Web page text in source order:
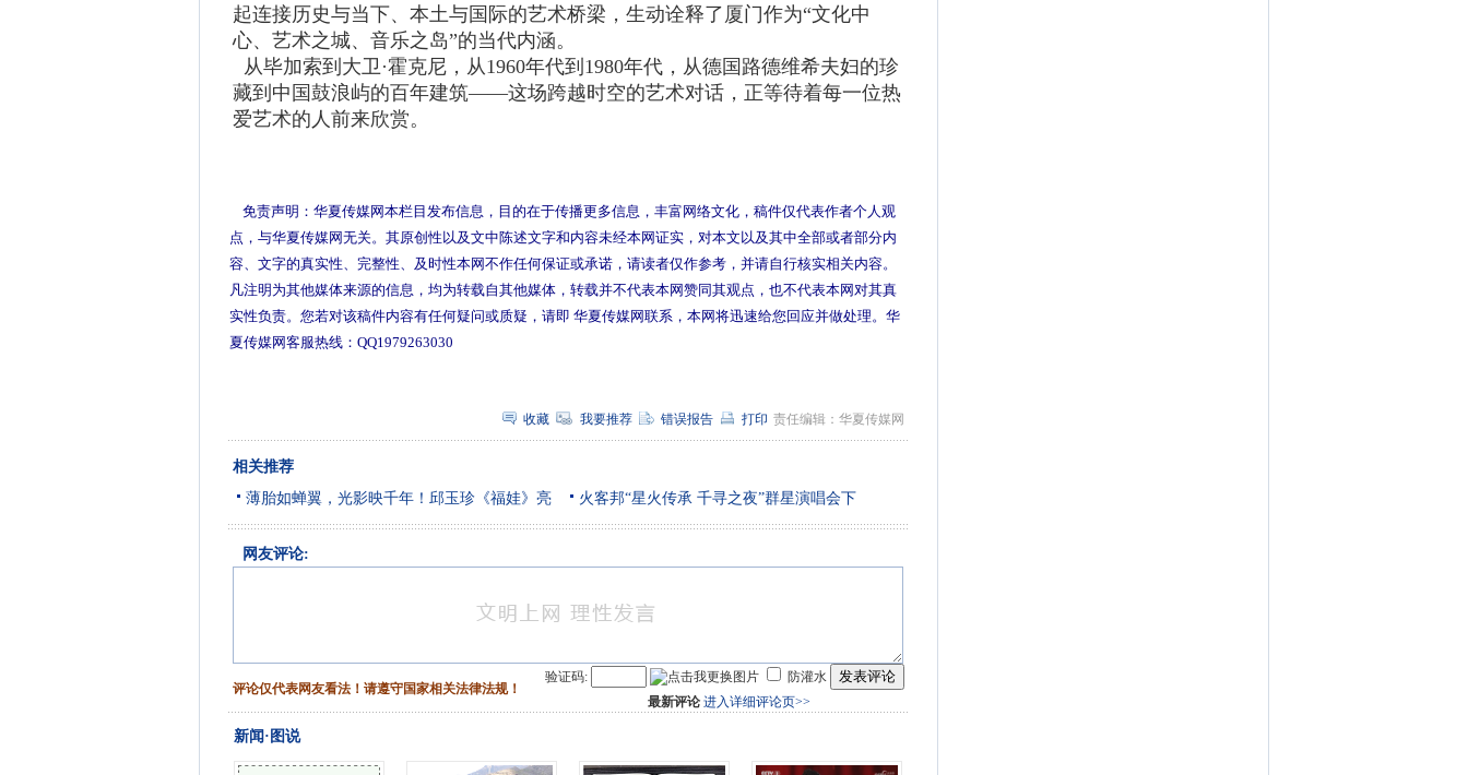
起连接历史与当下、本土与国际的艺术桥梁，生动诠释了厦门作为“文化中
心、艺术之城、音乐之岛”的当代内涵。
从毕加索到大卫·霍克尼，从1960年代到1980年代，从德国路德维希夫妇的珍
藏到中国鼓浪屿的百年建筑——这场跨越时空的艺术对话，正等待着每一位热
爱艺术的人前来欣赏。
免责声明：华夏传媒网本栏目发布信息，目的在于传播更多信息，丰富网络文化，稿件仅代表作者个人观
点，与华夏传媒网无关。其原创性以及文中陈述文字和内容未经本网证实，对本文以及其中全部或者部分内
容、文字的真实性、完整性、及时性本网不作任何保证或承诺，请读者仅作参考，并请自行核实相关内容。
凡注明为其他媒体来源的信息，均为转载自其他媒体，转载并不代表本网赞同其观点，也不代表本网对其真
实性负责。您若对该稿件内容有任何疑问或质疑，请即 华夏传媒网联系，本网将迅速给您回应并做处理。华
夏传媒网客服热线：QQ1979263030
收藏 我要推荐 错误报告 打印 责任编辑：华夏传媒网
相关推荐
薄胎如蝉翼，光影映千年！邱玉珍《福娃》亮
火客邦“星火传承 千寻之夜”群星演唱会下
网友评论:
验证码: 防灌水 发表评论
评论仅代表网友看法！请遵守国家相关法律法规！
最新评论 进入详细评论页>>
新闻·图说